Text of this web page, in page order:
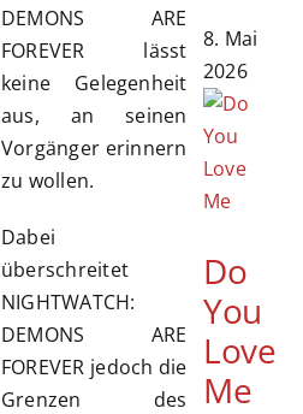
DEMONS ARE
FOREVER lässt
keine Gelegenheit
aus, an seinen
Vorgänger erinnern
zu wollen.
Dabei
überschreitet
NIGHTWATCH:
DEMONS ARE
FOREVER jedoch die
Grenzen des
8. Mai
2026
Do
You
Love
Me